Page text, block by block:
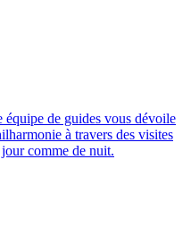
équipe de guides vous dévoile
à travers des visites
comme de nuit.